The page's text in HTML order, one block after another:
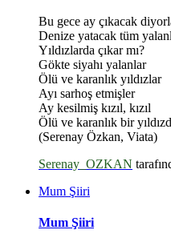
Bu gece ay çıkacak
Denize yatacak tüm
Yıldızlarda çıkar mı?
Gökte siyahı yalanlar
Ölü ve karanlık yıldızlar
Ayı sarhoş etmişler
Ay kesilmiş kızıl, kızıl
Ölü ve karanlık bir
(Serenay Özkan, Viata)
Serenay_OZKAN
Mum Şiiri
Mum Şiiri
*